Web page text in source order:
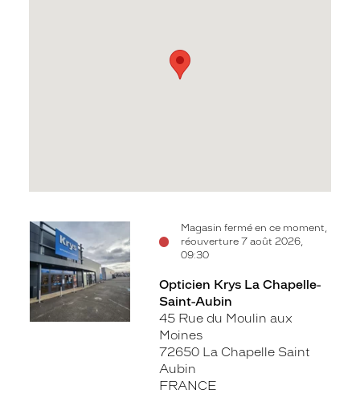
Magasin fermé en ce moment,
réouverture 7 août 2026,
09:30
Voir
la
fiche
Opticien Krys La Chapelle-
Saint-Aubin
45 Rue du Moulin aux
Moines
72650 La Chapelle Saint
Aubin
FRANCE